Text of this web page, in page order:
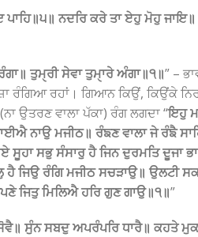
ਨਦਰਿ ਕਰੇ ਤਾ ਏਹੁ ਮੋਹੁ
ਤੁਮੑਰੀ ਸੇਵਾ ਤੁਮੑਾਰੇ ਅੰਗਾ॥੧॥” –
ਰੰਗਿਆ ਰਹਾਂ। ਗਿਆਨ ਕਿਉਂ, ਕਿਉਂਕੇ
ਉਤਰਣ ਵਾਲਾ ਪੱਕਾ) ਰੰਗ ਲਗਦਾ “ਇਹੁ
ਨਾਉ ਮਜੀਠ॥ ਰੰਙਣ ਵਾਲਾ ਜੇ ਰੰਙੈ
ਸੂਹਾ ਸਭੁ ਸੰਸਾਰੁ ਹੈ ਜਿਨ ਦੁਰਮਤਿ ਦੂਜਾ
ਹੈ ਜਿਉ ਰੰਗਿ ਮਜੀਠ ਸਚੜਾਉ॥ ਉਲਟੀ
ਜਿਤੁ ਮਿਲਿਐ ਹਰਿ ਗੁਣ ਗਾਉ॥੧॥”
ਸੁੰਨ ਸਬਦੁ ਅਪਰੰਪਰਿ ਧਾਰੈ॥ ਕਹਤੇ